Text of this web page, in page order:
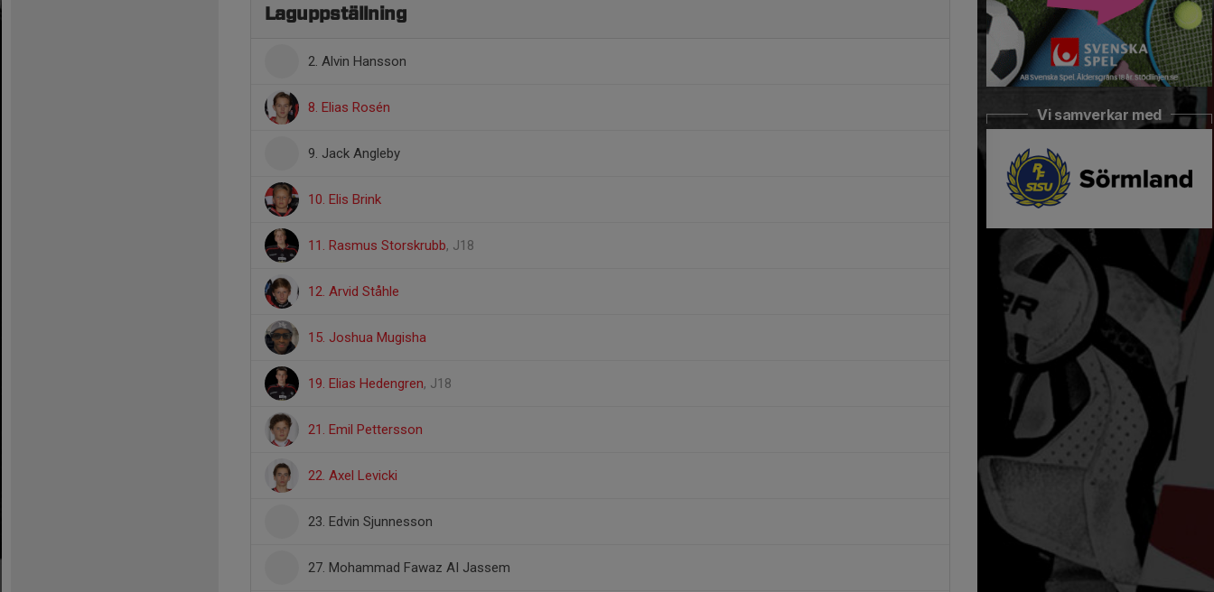
Laguppställning
2. Alvin Hansson
8. Elias Rosén
9. Jack Angleby
10. Elis Brink
11. Rasmus Storskrubb, J18
12. Arvid Ståhle
15. Joshua Mugisha
19. Elias Hedengren, J18
21. Emil Pettersson
22. Axel Levicki
23. Edvin Sjunnesson
27. Mohammad Fawaz AI Jassem
Vi samverkar med